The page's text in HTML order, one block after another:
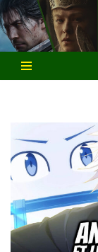
Aller
au
contenu